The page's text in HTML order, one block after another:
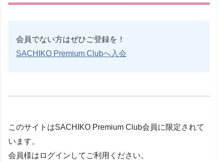
会員でない方はぜひご登録を！
SACHIKO Premium Clubへ入会
このサイトはSACHIKO Premium Club会員に限定されて
います。
会員様はログインしてご利用ください。